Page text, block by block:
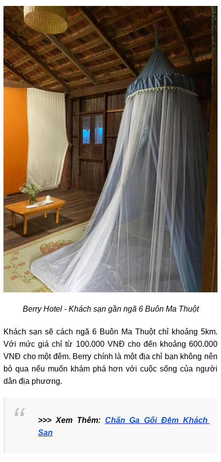
Berry Hotel - Khách sạn gần ngã 6 Buôn Ma Thuột
Khách sạn sẽ cách ngã 6 Buôn Ma Thuột chỉ khoảng 5km.
Với mức giá chỉ từ 100.000 VNĐ cho đến khoảng 600.000
VNĐ cho một đêm. Berry chính là một địa chỉ bạn không nên
bỏ qua nếu muốn khám phá hơn với cuộc sống của người
dân địa phương.
>>> Xem Thêm: Chăn Ga Gối Đệm Khách
Sạn